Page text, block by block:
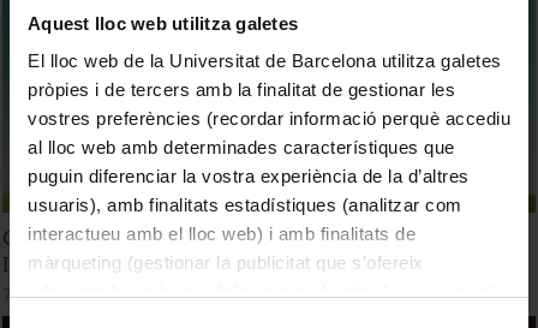
Aquest lloc web utilitza galetes
El lloc web de la Universitat de Barcelona utilitza galetes
pròpies i de tercers amb la finalitat de gestionar les
vostres preferències (recordar informació perquè accediu
al lloc web amb determinades característiques que
puguin diferenciar la vostra experiència de la d’altres
usuaris), amb finalitats estadístiques (analitzar com
interactueu amb el lloc web) i amb finalitats de
màrqueting (gestionar la publicitat que s’ofereix
Closing ceremony. Strategies for 2050: Energy and
Industry Perspectives
7 February, 2025